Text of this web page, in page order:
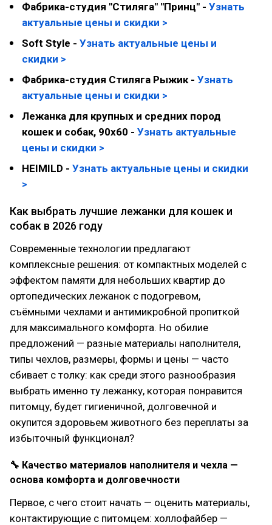
Фабрика-студия "Стиляга" "Принц" - Узнать
актуальные цены и скидки >
Soft Style - Узнать актуальные цены и
скидки >
Фабрика-студия Стиляга Рыжик - Узнать
актуальные цены и скидки >
Лежанка для крупных и средних пород
кошек и собак, 90х60 - Узнать актуальные
цены и скидки >
HEIMILD - Узнать актуальные цены и скидки
>
Как выбрать лучшие лежанки для кошек и
собак в 2026 году
Современные технологии предлагают
комплексные решения: от компактных моделей с
эффектом памяти для небольших квартир до
ортопедических лежанок с подогревом,
съёмными чехлами и антимикробной пропиткой
для максимального комфорта. Но обилие
предложений — разные материалы наполнителя,
типы чехлов, размеры, формы и цены — часто
сбивает с толку: как среди этого разнообразия
выбрать именно ту лежанку, которая понравится
питомцу, будет гигиеничной, долговечной и
окупится здоровьем животного без переплаты за
избыточный функционал?
🔧 Качество материалов наполнителя и чехла —
основа комфорта и долговечности
Первое, с чего стоит начать — оценить материалы,
контактирующие с питомцем: холлофайбер —